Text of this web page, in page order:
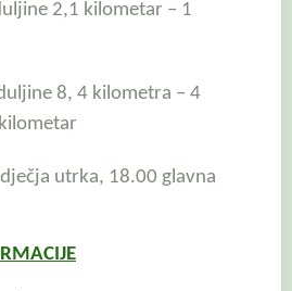
2,1 kilometar – 1
8, 4 kilometra – 4
utrka, 18.00 glavna